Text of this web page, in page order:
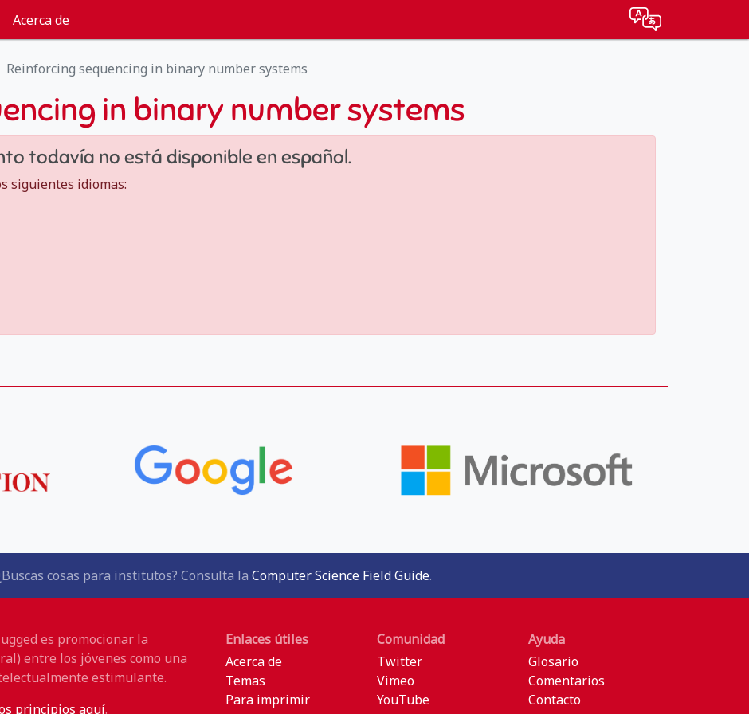
Acerca de
Reinforcing sequencing in binary number systems
in binary number systems
todavía no está disponible en español.
siguientes idiomas:
cosas para institutos? Consulta la Computer Science Field Guide.
es promocionar la
entre los jóvenes como una
estimulante.
principios aquí.
Enlaces útiles
Acerca de
Temas
Para imprimir
Comunidad
Twitter
Vimeo
YouTube
Ayuda
Glosario
Comentarios
Contacto